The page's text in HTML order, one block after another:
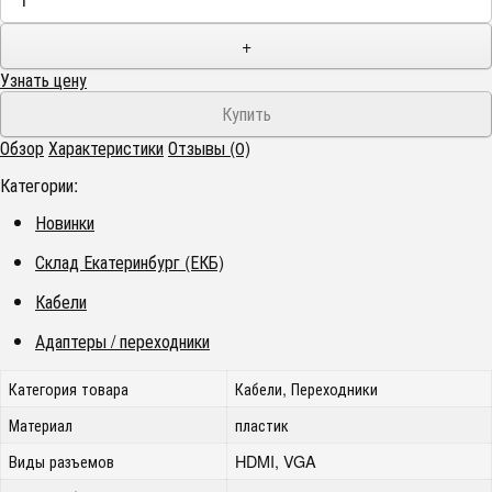
+
Узнать цену
ОбзорХарактеристикиОтзывы (0)
Категории:
Новинки
Склад Екатеринбург (ЕКБ)
Кабели
Адаптеры / переходники
Категория товара
Кабели, Переходники
Материал
пластик
Виды разъемов
HDMI, VGA